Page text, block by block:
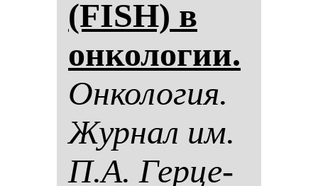
(FISH) в
он­ко­ло­гии.
Он­ко­ло­гия.
Жур­нал им.
П.А. Гер­це­